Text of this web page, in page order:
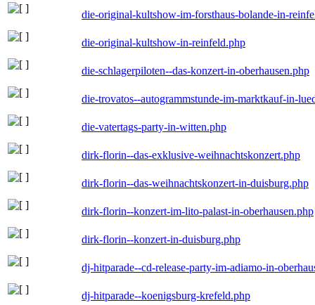
die-original-kultshow-im-forsthaus-bolande-in-
die-original-kultshow-in-reinfeld.php
die-schlagerpiloten--das-konzert-in-oberhausen.php
die-trovatos--autogrammstunde-im-marktkauf-in-
die-vatertags-party-in-witten.php
dirk-florin--das-exklusive-weihnachtskonzert.php
dirk-florin--das-weihnachtskonzert-in-duisburg.php
dirk-florin--konzert-im-lito-palast-in-oberhausen.php
dirk-florin--konzert-in-duisburg.php
dj-hitparade--cd-release-party-im-adiamo-in-
dj-hitparade--koenigsburg-krefeld.php